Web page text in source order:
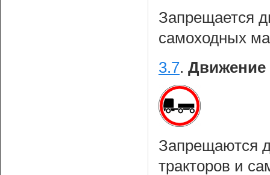
Запрещается
самоходных
3.7. Движение
Запрещаются
тракторов и